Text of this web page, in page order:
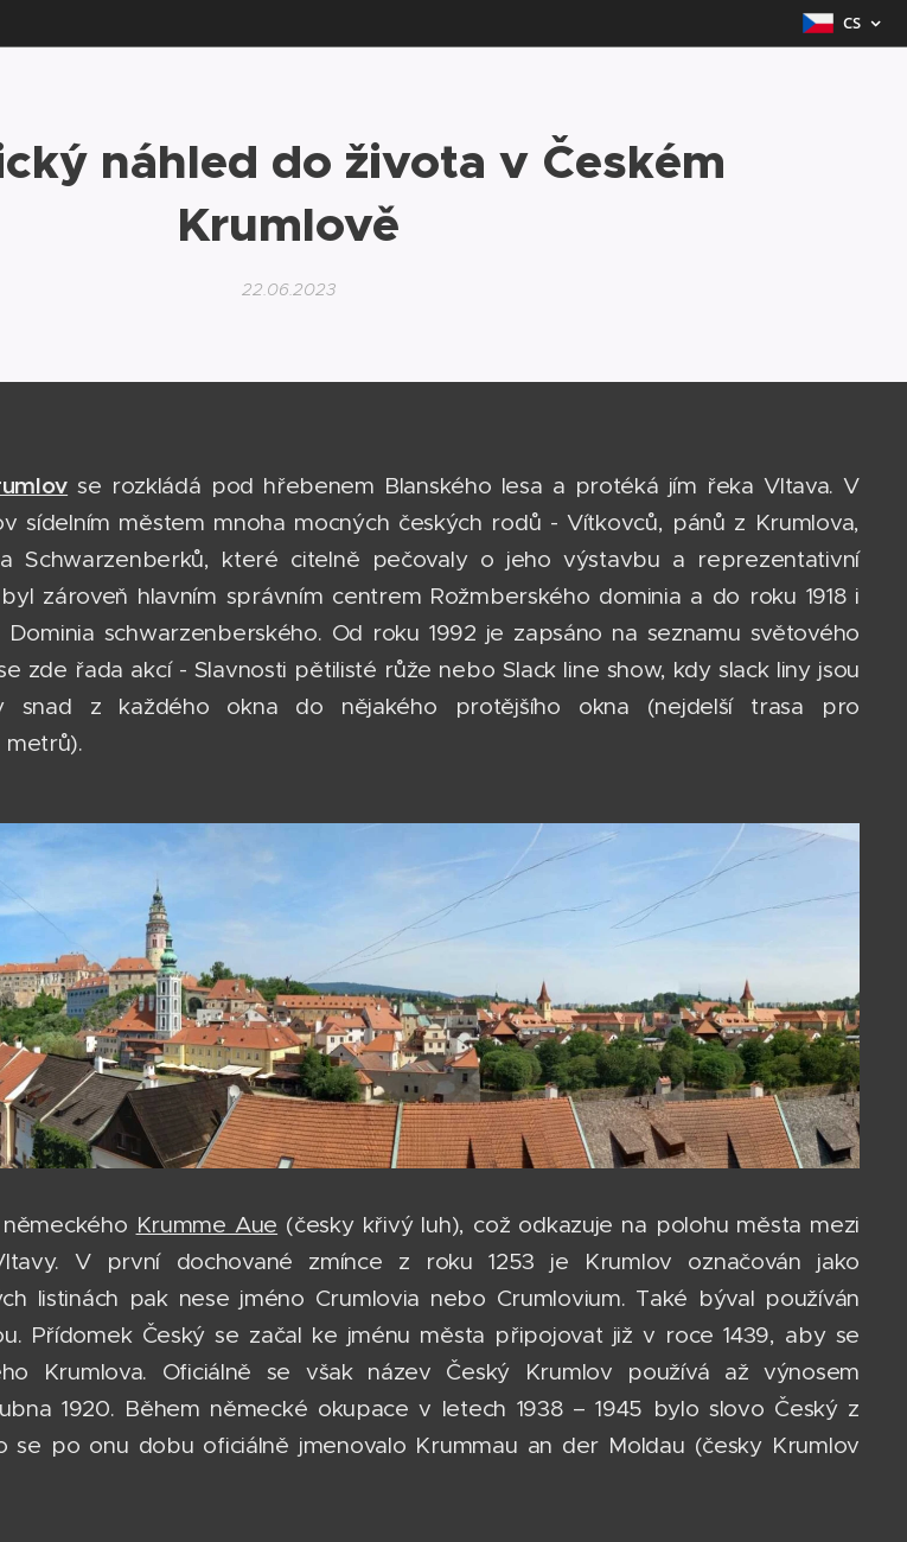
CS
náhled do života v Českém
Krumlově
22.06.2023
se rozkládá pod hřebenem Blanského lesa a protéká jím řeka Vltava. V
sídelním městem mnoha mocných českých rodů - Vítkovců, pánů z Krumlova,
Schwarzenberků, které citelně pečovaly o jeho výstavbu a reprezentativní
zároveň hlavním správním centrem Rožmberského dominia a do roku 1918 i
schwarzenberského. Od roku 1992 je zapsáno na seznamu světového
zde řada akcí - Slavnosti pětilisté růže nebo Slack line show, kdy slack liny jsou
snad z každého okna do nějakého protějšího okna (nejdelší trasa pro
metrů).
Krumme Aue (česky křivý luh), což odkazuje na polohu města mezi
V první dochované zmínce z roku 1253 je Krumlov označován jako
listinách pak nese jméno Crumlovia nebo Crumlovium. Také býval používán
Přídomek Český se začal ke jménu města připojovat již v roce 1439, aby se
Krumlova. Oficiálně se však název Český Krumlov používá až výnosem
1920. Během německé okupace v letech 1938 – 1945 bylo slovo Český z
se po onu dobu oficiálně jmenovalo Krummau an der Moldau (česky Krumlov